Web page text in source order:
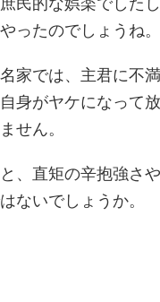
ったのでしょうね。
家では、主君に不
身がヤケになって
せん。
、直矩の辛抱強さ
ないでしょうか。